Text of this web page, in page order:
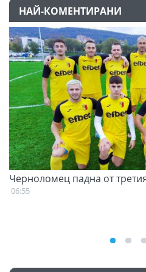
НАЙ-КОМЕНТИРАНИ
Черноломец падна от
06:55